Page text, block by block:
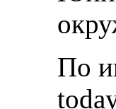
По